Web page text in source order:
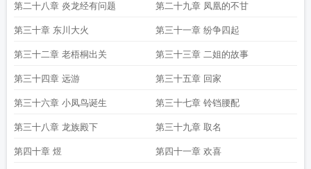
第二十八章 炎龙经有问题 第二十九章 凤凰的不甘
第三十章 东川大火 第三十一章 纷争四起
第三十二章 老梧桐出关 第三十三章 二姐的故事
第三十四章 远游 第三十五章 回家
第三十六章 小凤鸟诞生 第三十七章 铃铛腰配
第三十八章 龙族殿下 第三十九章 取名
第四十章 煜 第四十一章 欢喜